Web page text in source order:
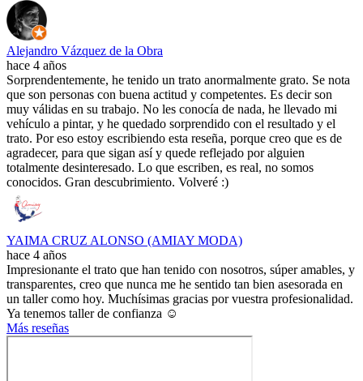
Alejandro Vázquez de la Obra
hace 4 años
Sorprendentemente, he tenido un trato anormalmente grato. Se nota
que son personas con buena actitud y competentes. Es decir son
muy válidas en su trabajo. No les conocía de nada, he llevado mi
vehículo a pintar, y he quedado sorprendido con el resultado y el
trato. Por eso estoy escribiendo esta reseña, porque creo que es de
agradecer, para que sigan así y quede reflejado por alguien
totalmente desinteresado. Lo que escriben, es real, no somos
conocidos. Gran descubrimiento. Volveré :)
YAIMA CRUZ ALONSO (AMIAY MODA)
hace 4 años
Impresionante el trato que han tenido con nosotros, súper amables, y
transparentes, creo que nunca me he sentido tan bien asesorada en
un taller como hoy. Muchísimas gracias por vuestra profesionalidad.
Ya tenemos taller de confianza ☺️
Más reseñas